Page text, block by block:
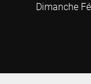
Dimanche